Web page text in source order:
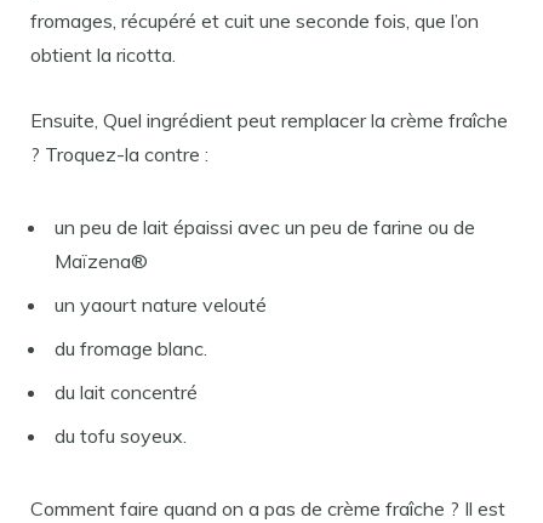
fromages, récupéré et cuit une seconde fois, que l’on
obtient la ricotta.
Ensuite, Quel ingrédient peut remplacer la crème fraîche
? Troquez-la contre :
un peu de lait épaissi avec un peu de farine ou de
Maïzena®
un yaourt nature velouté
du fromage blanc.
du lait concentré
du tofu soyeux.
Comment faire quand on a pas de crème fraîche ? Il est